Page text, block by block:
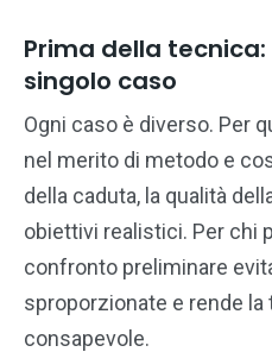
Prima della
singolo caso
Ogni caso è diverso. Per
nel merito di metodo e
della caduta, la qualità
obiettivi realistici. Per chi
confronto preliminare
sproporzionate e rende
consapevole.